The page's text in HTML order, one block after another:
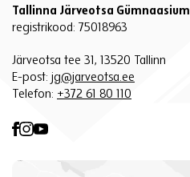
Tallinna Järveotsa Gümnaasium
registrikood: 75018963
Järveotsa tee 31, 13520 Tallinn
E-post: jg@jarveotsa.ee
Telefon: +372 61 80 110